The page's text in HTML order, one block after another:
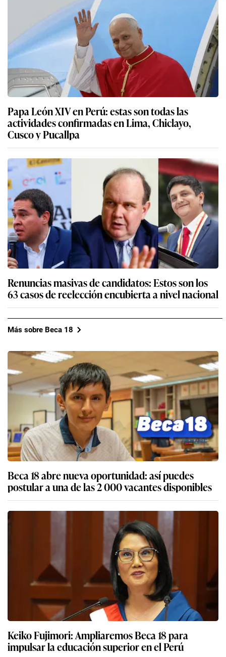
Papa León XIV en Perú: estas son todas las
actividades confirmadas en Lima, Chiclayo,
Cusco y Pucallpa
Renuncias masivas de candidatos: Estos son los
63 casos de reelección encubierta a nivel nacional
Más sobre Beca 18
Beca 18 abre nueva oportunidad: así puedes
postular a una de las 2 000 vacantes disponibles
Keiko Fujimori: Ampliaremos Beca 18 para
impulsar la educación superior en el Perú